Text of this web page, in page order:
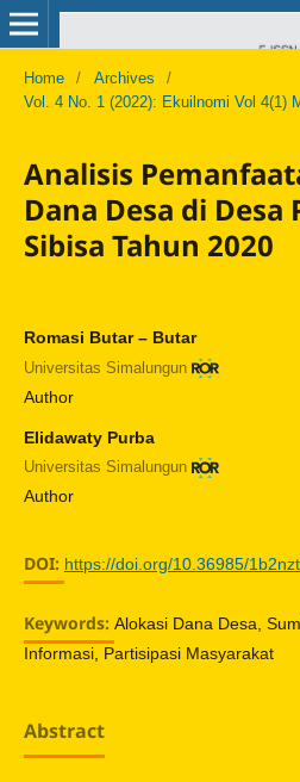
Home / Archives
/
Vol. 4 No. 1 (2022): Ekuilnomi Vol 4(1)
Analisis
Dana Desa di Desa
Sibisa Tahun 2020
Romasi Butar – Butar
Universitas Simalungun
Author
Elidawaty Purba
Universitas Simalungun
Author
DOI: https://doi.org/10.36985/
Keywords: Alokasi Dana Desa,
Informasi, Partisipasi Masyarakat
Abstract